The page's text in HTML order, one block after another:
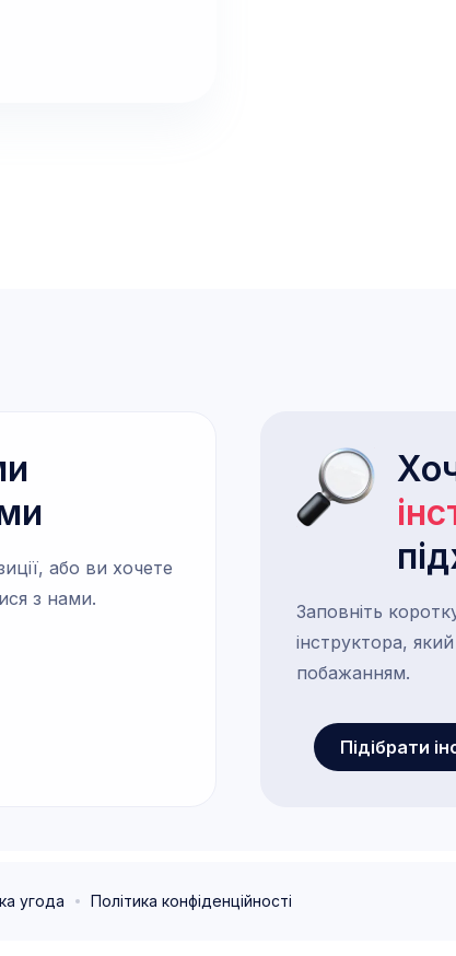
або ви хочете
з нами.
Заповніть
інструктора,
побажанням.
Підібрати
угода Політика конфіденційності